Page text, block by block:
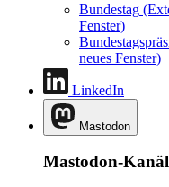
Bundestag
Fenster)
neues Fenster)
LinkedIn
Mastodon
Mastodon-